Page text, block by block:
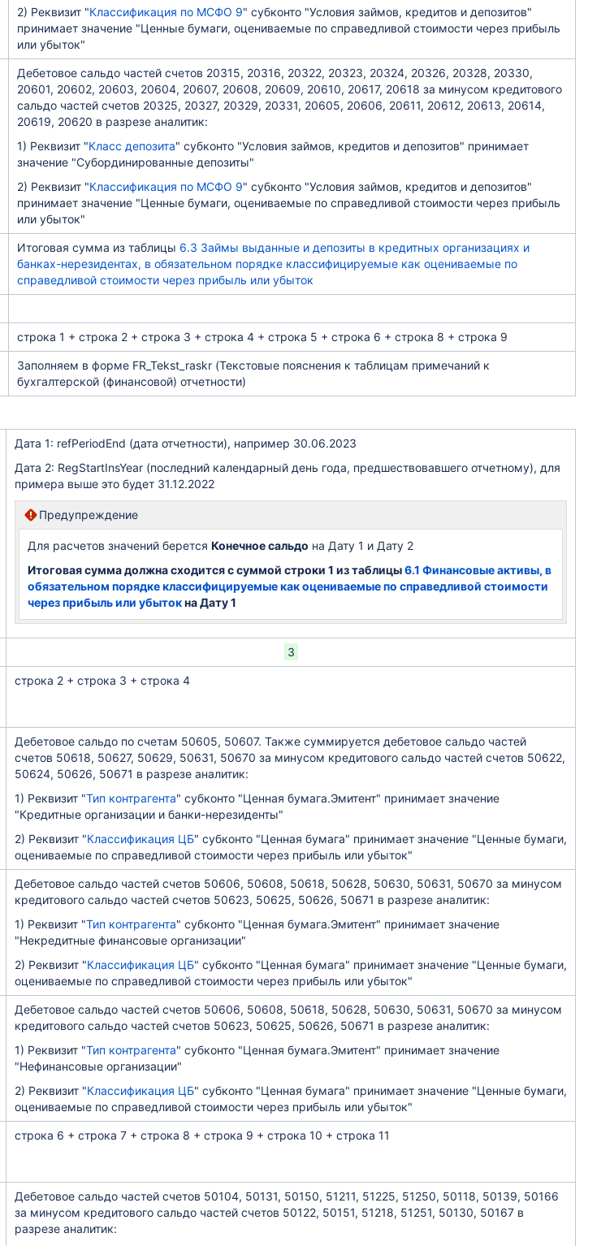
2) Реквизит "Классификация по МСФО 9" субконто "Условия займов, кредитов и депозитов"
принимает значение "Ценные бумаги, оцениваемые по справедливой стоимости через прибыль
или убыток"
Дебетовое сальдо частей счетов 20315, 20316, 20322, 20323, 20324, 20326, 20328, 20330,
20601, 20602, 20603, 20604, 20607, 20608, 20609, 20610, 20617, 20618 за минусом кредитового
сальдо частей счетов 20325, 20327, 20329, 20331, 20605, 20606, 20611, 20612, 20613, 20614,
20619, 20620 в разрезе аналитик:
1) Реквизит "Класс депозита" субконто "Условия займов, кредитов и депозитов" принимает
значение "Субординированные депозиты"
2) Реквизит "Классификация по МСФО 9" субконто "Условия займов, кредитов и депозитов"
принимает значение "Ценные бумаги, оцениваемые по справедливой стоимости через прибыль
или убыток"
Итоговая сумма из таблицы 6.3 Займы выданные и депозиты в кредитных организациях и
банках-нерезидентах, в обязательном порядке классифицируемые как оцениваемые по
справедливой стоимости через прибыль или убыток
строка 1 + строка 2 + строка 3 + строка 4 + строка 5 + строка 6 + строка 8 + строка 9
Заполняем в форме FR_Tekst_raskr (Текстовые пояснения к таблицам примечаний к
бухгалтерской (финансовой) отчетности)
Дата 1: refPeriodEnd (дата отчетности), например 30.06.2023
Дата 2: RegStartInsYear (последний календарный день года, предшествовавшего отчетному), для
примера выше это будет 31.12.2022
Предупреждение
Для расчетов значений берется Конечное сальдо на Дату 1 и Дату 2
Итоговая сумма должна сходится с суммой строки 1 из таблицы6.1 Финансовые активы, в
обязательном порядке классифицируемые как оцениваемые по справедливой стоимости
через прибыль или убытокна Дату 1
3
строка 2 + строка 3 + строка 4
Дебетовое сальдо по счетам 50605, 50607. Также суммируется дебетовое сальдо частей
счетов 50618, 50627, 50629, 50631, 50670 за минусом кредитового сальдо частей счетов 50622,
50624, 50626, 50671 в разрезе аналитик:
1) Реквизит "Тип контрагента" субконто "Ценная бумага.Эмитент" принимает значение
"Кредитные организации и банки-нерезиденты"
2) Реквизит "Классификация ЦБ" субконто "Ценная бумага" принимает значение "Ценные бумаги,
оцениваемые по справедливой стоимости через прибыль или убыток"
Дебетовое сальдо частей счетов 50606, 50608, 50618, 50628, 50630, 50631, 50670 за минусом
кредитового сальдо частей счетов 50623, 50625, 50626, 50671 в разрезе аналитик:
1) Реквизит "Тип контрагента" субконто "Ценная бумага.Эмитент" принимает значение
"Некредитные финансовые организации"
2) Реквизит "Классификация ЦБ" субконто "Ценная бумага" принимает значение "Ценные бумаги,
оцениваемые по справедливой стоимости через прибыль или убыток"
Дебетовое сальдо частей счетов 50606, 50608, 50618, 50628, 50630, 50631, 50670 за минусом
кредитового сальдо частей счетов 50623, 50625, 50626, 50671 в разрезе аналитик:
1) Реквизит "Тип контрагента" субконто "Ценная бумага.Эмитент" принимает значение
"Нефинансовые организации"
2) Реквизит "Классификация ЦБ" субконто "Ценная бумага" принимает значение "Ценные бумаги,
оцениваемые по справедливой стоимости через прибыль или убыток"
строка 6 + строка 7 + строка 8 + строка 9 + строка 10 + строка 11
Дебетовое сальдо частей счетов 50104, 50131, 50150, 51211, 51225, 51250, 50118, 50139, 50166
за минусом кредитового сальдо частей счетов 50122, 50151, 51218, 51251, 50130, 50167 в
разрезе аналитик: